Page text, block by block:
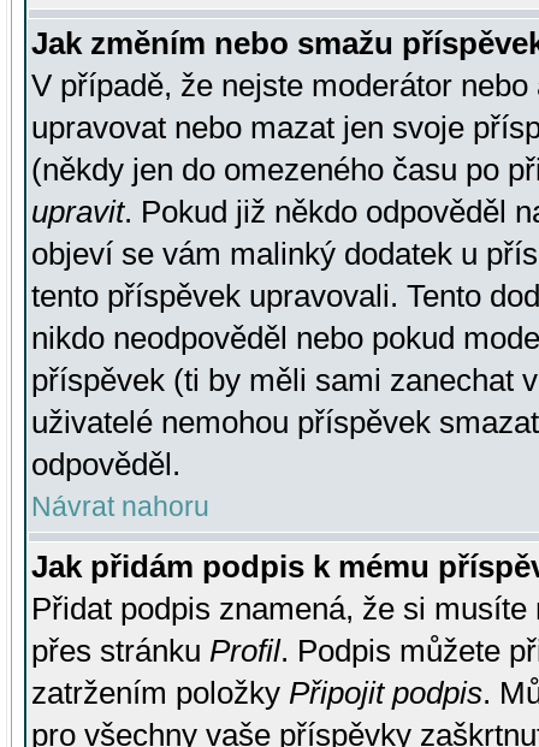
Jak změním nebo smažu
V případě, že nejste moderátor
upravovat nebo mazat jen svoje
(někdy jen do omezeného času po
upravit. Pokud již někdo odpověděl
objeví se vám malinký dodatek u
tento příspěvek upravovali. Tento
nikdo neodpověděl nebo pokud
příspěvek (ti by měli sami zanechat
uživatelé nemohou příspěvek
odpověděl.
Návrat nahoru
Jak přidám podpis k mému
Přidat podpis znamená, že si
přes stránku Profil. Podpis můžete
zatržením položky Připojit podpis.
pro všechny vaše příspěvky